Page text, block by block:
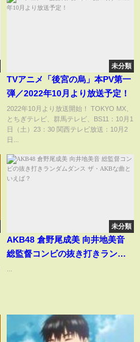
未分類
TVアニメ「後宮の烏」本PV第一
弾／2022年10月より放送予定！
2022年10月より放送開始！ TOKYO MX、
とちぎテレビ、群馬テレビ、BS11：10月1
日（土）23：30 関西テレビ放送：10月2
日...
未分類
AKB48 倉野尾成美 向井地美音
総監督コンビの抜き打きランダ